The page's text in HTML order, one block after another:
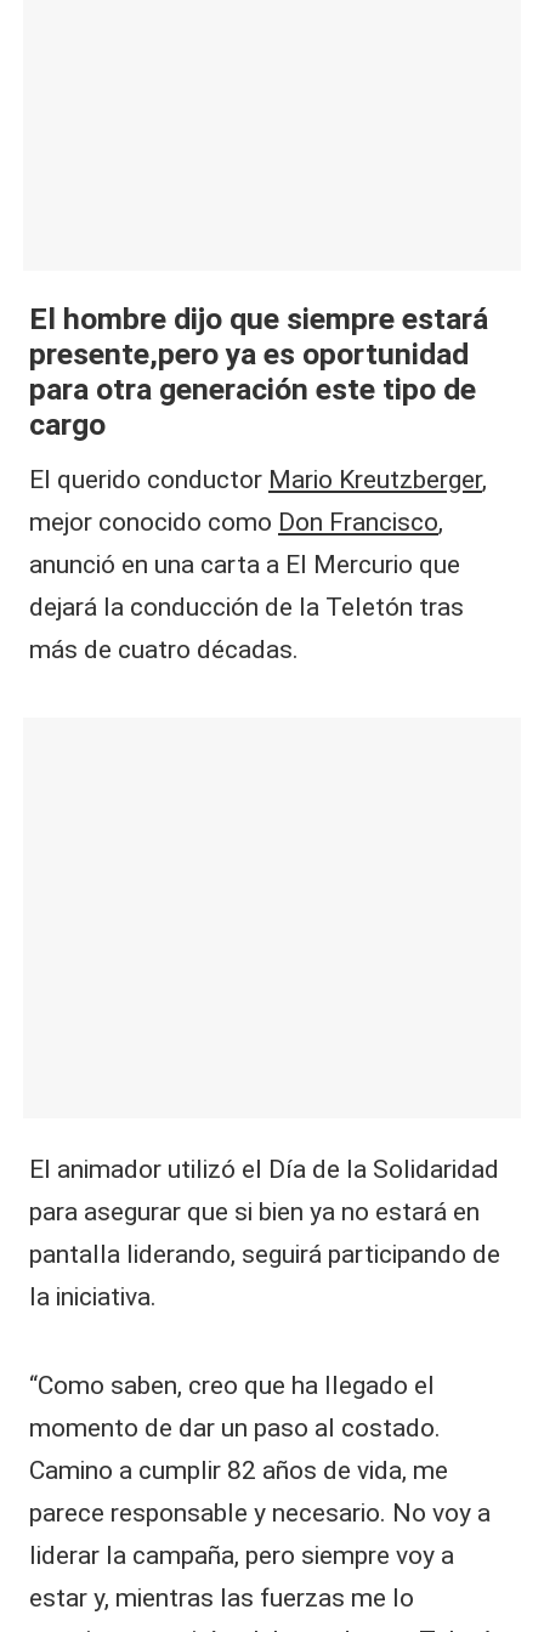
El hombre dijo que siempre estará
presente,pero ya es oportunidad
para otra generación este tipo de
cargo
El querido conductor Mario Kreutzberger,
mejor conocido como Don Francisco,
anunció en una carta a El Mercurio que
dejará la conducción de la Teletón tras
más de cuatro décadas.
El animador utilizó el Día de la Solidaridad
para asegurar que si bien ya no estará en
pantalla liderando, seguirá participando de
la iniciativa.
“Como saben, creo que ha llegado el
momento de dar un paso al costado.
Camino a cumplir 82 años de vida, me
parece responsable y necesario. No voy a
liderar la campaña, pero siempre voy a
estar y, mientras las fuerzas me lo